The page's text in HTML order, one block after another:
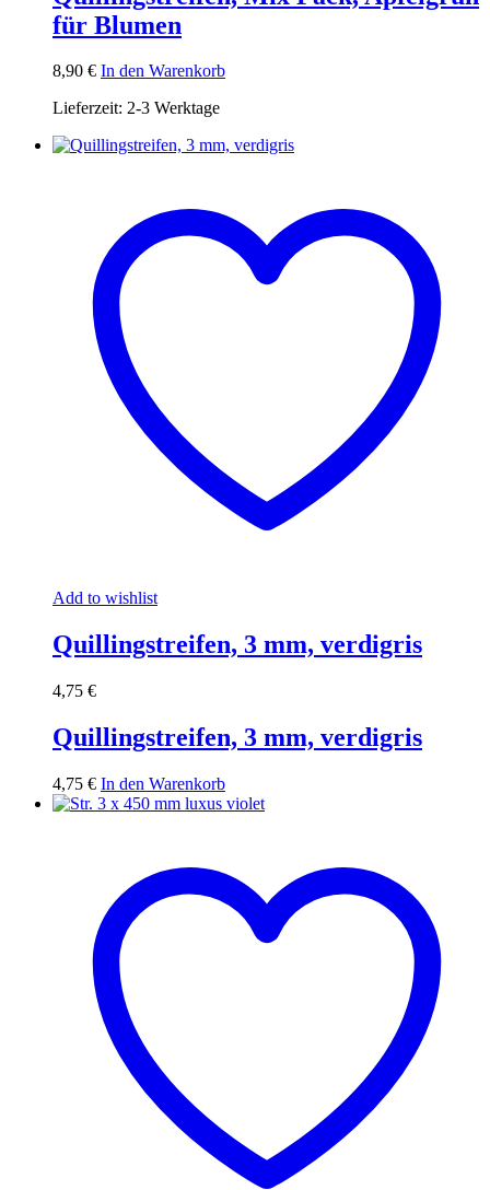
für Blumen
8,90 € In den Warenkorb
Lieferzeit: 2-3 Werktage
Add to wishlist
Quillingstreifen, 3 mm, verdigris
4,75 €
Quillingstreifen, 3 mm, verdigris
4,75 € In den Warenkorb